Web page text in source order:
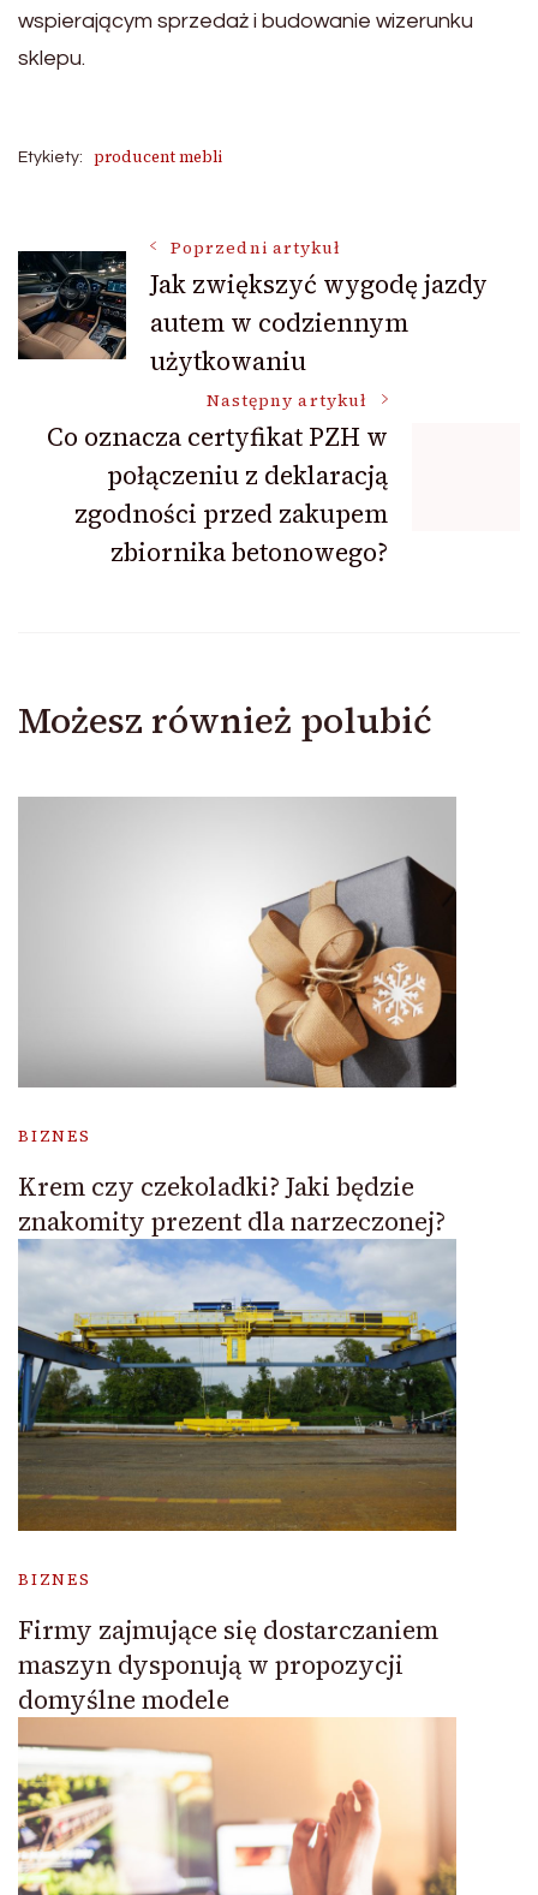
wspierającym sprzedaż i budowanie wizerunku
sklepu.
Etykiety: producent mebli
Nawigacja
wpisu
Poprzedni artykuł
Jak zwiększyć wygodę jazdy
autem w codziennym
użytkowaniu
Następny artykuł
Co oznacza certyfikat PZH w
połączeniu z deklaracją
zgodności przed zakupem
zbiornika betonowego?
Możesz również polubić
BIZNES
Krem czy czekoladki? Jaki będzie
znakomity prezent dla narzeczonej?
BIZNES
Firmy zajmujące się dostarczaniem
maszyn dysponują w propozycji
domyślne modele